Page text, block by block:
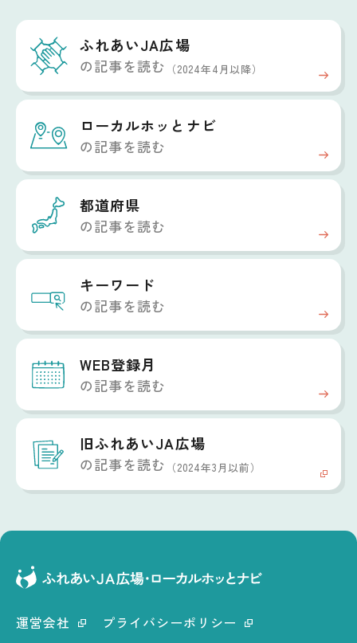
ふれあいJA広場
の記事を読む （2024年4月以降）
ローカルホッと ナビ
の記事を読む
都道府県
の記事を読む
キーワード
の記事を読む
WEB登録月
の記事を読む
旧ふれあいJA広場
の記事を読む （2024年3月以前）
運営会社 プライバシーポリシー